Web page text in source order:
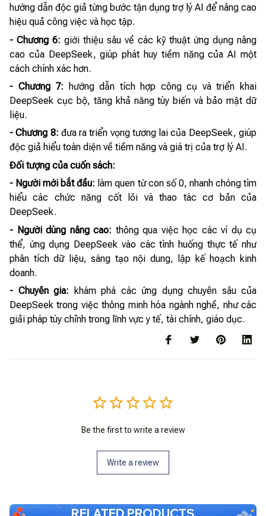
hướng dẫn độc giả từng bước tận dụng trợ lý AI để nâng cao
hiệu quả công việc và học tập.
- Chương 6: giới thiệu sâu về các kỹ thuật ứng dụng nâng
cao của DeepSeek, giúp phát huy tiềm năng của AI một
cách chính xác hơn.
- Chương 7: hướng dẫn tích hợp công cụ và triển khai
DeepSeek cục bộ, tăng khả năng tùy biến và bảo mật dữ
liệu.
- Chương 8: đưa ra triển vọng tương lai của DeepSeek, giúp
độc giả hiểu toàn diện về tiềm năng và giá trị của trợ lý AI.
Đối tượng của cuốn sách:
- Người mới bắt đầu: làm quen từ con số 0, nhanh chóng tìm
hiểu các chức năng cốt lõi và thao tác cơ bản của
DeepSeek.
- Người dùng nâng cao: thông qua việc học các ví dụ cụ
thể, ứng dụng DeepSeek vào các tình huống thực tế như
phân tích dữ liệu, sáng tạo nội dung, lập kế hoạch kinh
doanh.
- Chuyên gia: khám phá các ứng dụng chuyên sâu của
DeepSeek trong việc thông minh hóa ngành nghề, như các
giải pháp tùy chỉnh trong lĩnh vực y tế, tài chính, giáo dục.
Be the first to write a review
Write a review